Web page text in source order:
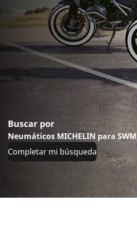
Buscar por
Neumáticos MICHELIN para SWM
Completar mi búsqueda